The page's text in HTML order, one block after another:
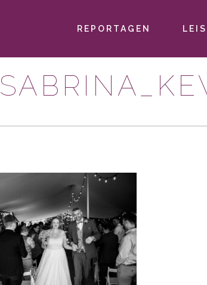
PRIMÄR-
NAVIGATION
REPORTAGEN